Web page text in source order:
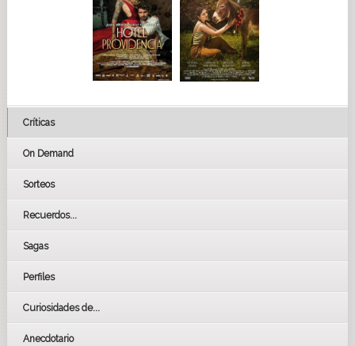
Críticas
On Demand
Sorteos
Recuerdos...
Sagas
Perfiles
Curiosidades de...
Anecdotario